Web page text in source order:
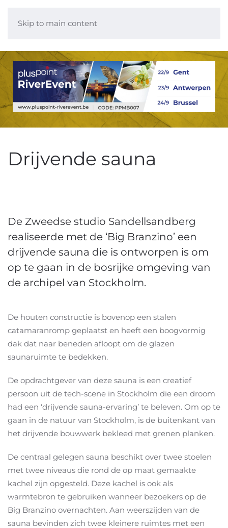
Skip to main content
Drijvende sauna
De Zweedse studio Sandellsandberg
realiseerde met de ‘Big Branzino’ een
drijvende sauna die is ontworpen is om
op te gaan in de bosrijke omgeving van
de archipel van Stockholm.
De houten constructie is bovenop een stalen
catamaranromp geplaatst en heeft een boogvormig
dak dat naar beneden afloopt om de glazen
saunaruimte te bedekken.
De opdrachtgever van deze sauna is een creatief
persoon uit de tech-scene in Stockholm die een droom
had een ‘drijvende sauna-ervaring’ te beleven. Om op te
gaan in de natuur van Stockholm, is de buitenkant van
het drijvende bouwwerk bekleed met grenen planken.
De centraal gelegen sauna beschikt over twee stoelen
met twee niveaus die rond de op maat gemaakte
kachel zijn opgesteld. Deze kachel is ook als
warmtebron te gebruiken wanneer bezoekers op de
Big Branzino overnachten. Aan weerszijden van de
sauna bevinden zich twee kleinere ruimtes met een